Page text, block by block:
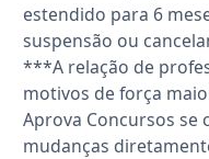
estendido para 6
suspensão ou
***A relação de
motivos de força
Aprova Concursos
mudanças